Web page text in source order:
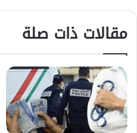
مقالات ذات صلة